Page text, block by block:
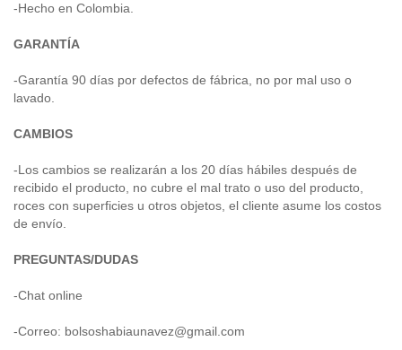
-Hecho en Colombia.
GARANTÍA
-Garantía 90 días por defectos de fábrica, no por mal uso o
lavado.
CAMBIOS
-Los cambios se realizarán a los 20 días hábiles después de
recibido el producto, no cubre el mal trato o uso del producto,
roces con superficies u otros objetos, el cliente asume los costos
de envío.
PREGUNTAS/DUDAS
-Chat online
-Correo: bolsoshabiaunavez@gmail.com